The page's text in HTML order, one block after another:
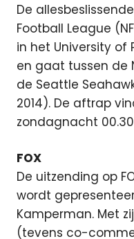
De
Football League
in het University of
en gaat tussen de
de Seattle
2014). De aftrap
zondagnacht
FOX
De uitzending op
wordt
Kamperman. Met
(tevens co-